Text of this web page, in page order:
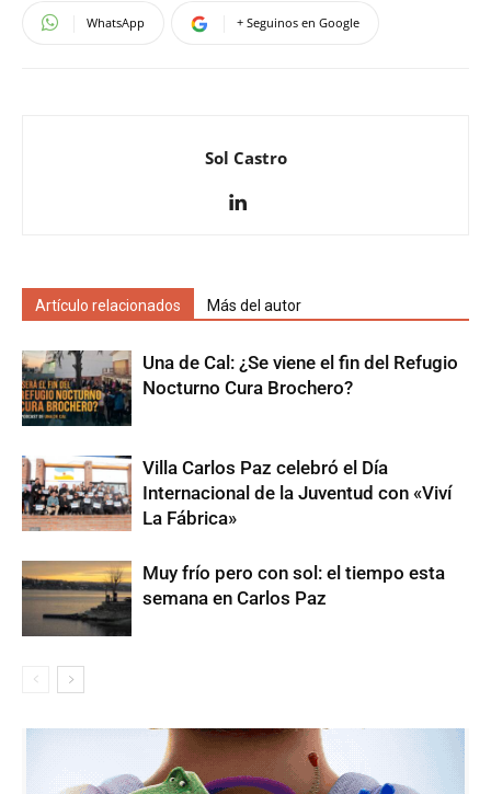
WhatsApp + Seguinos en Google
Sol Castro
Artículo relacionados Más del autor
Una de Cal: ¿Se viene el fin del Refugio
Nocturno Cura Brochero?
Villa Carlos Paz celebró el Día
Internacional de la Juventud con «Viví
La Fábrica»
Muy frío pero con sol: el tiempo esta
semana en Carlos Paz